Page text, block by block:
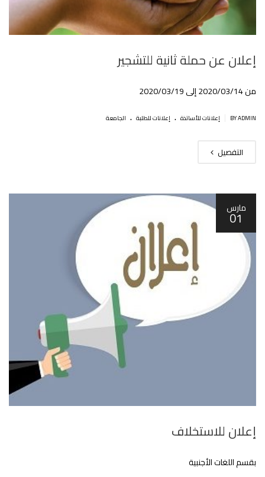
إعلان عن حملة ثانية للتشجير
من 2020/03/14 إلى 2020/03/19
BY ADMIN إعلانات للأساتذة . إعلانات للطلبة . الجامعة
التفصيل
مارس
01
إعلان للاستخلاف
بقسم اللغات الأجنبية